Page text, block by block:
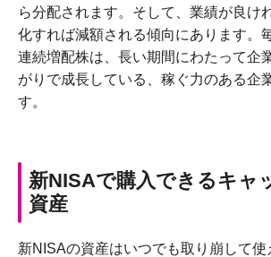
ら分配されます。そして、業績が良け
化すれば減額される傾向にあります。
連続増配株は、長い期間にわたって企
がりで成長している、稼ぐ力のある企
す。
新NISAで購入できるキャ
資産
新NISAの資産はいつでも取り崩して